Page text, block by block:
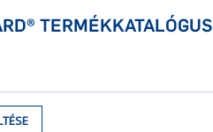
TERMÉKKATALÓGUS